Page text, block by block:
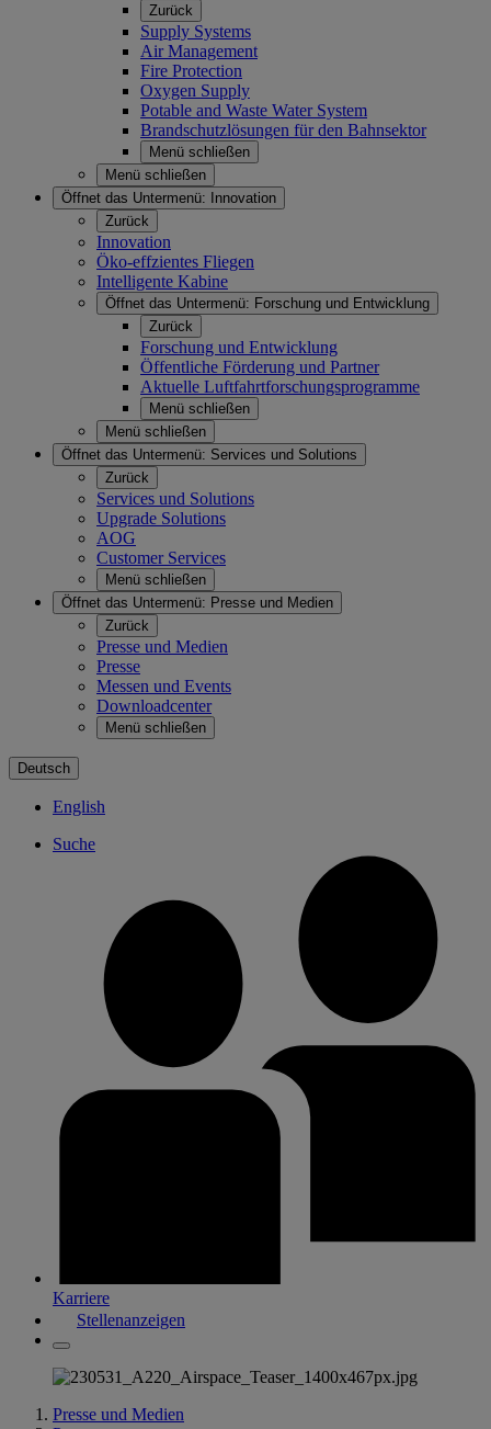
Zurück
Supply Systems
Air Management
Fire Protection
Oxygen Supply
Potable and Waste Water System
Brandschutzlösungen für den Bahnsektor
Menü schließen
Menü schließen
Öffnet das Untermenü:
Innovation
Zurück
Innovation
Öko-effzientes Fliegen
Intelligente Kabine
Öffnet das Untermenü: Forschung und Entwicklung
Zurück
Forschung und Entwicklung
Öffentliche Förderung und Partner
Aktuelle Luftfahrtforschungsprogramme
Menü schließen
Menü schließen
Öffnet das Untermenü: Services und Solutions
Zurück
Services und Solutions
Upgrade Solutions
AOG
Customer Services
Menü schließen
Öffnet das Untermenü: Presse und Medien
Zurück
Presse und Medien
Presse
Messen und Events
Downloadcenter
Menü schließen
Deutsch
English
Suche
Karriere
Stellenanzeigen
Presse und Medien